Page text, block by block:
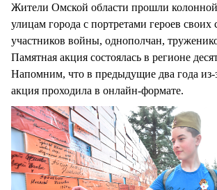
Жители Омской области прошли
улицам города с портретами героев своих
участников войны, однополчан,
Памятная акция состоялась в регионе
Напомним, что в предыдущие два года из-
акция проходила в онлайн-формате.